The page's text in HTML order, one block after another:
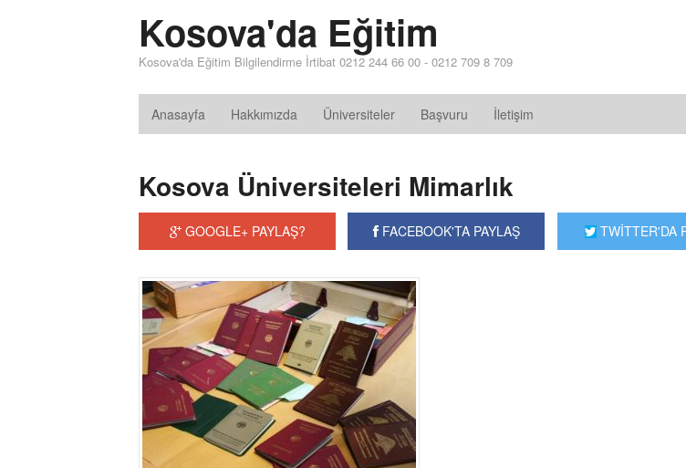
Kosova'da Eğitim
Kosova'da Eğitim Bilgilendirme İrtibat 0212 244 66 00 - 0212 709 8 709
Anasayfa Hakkımızda Üniversiteler Başvuru İletişim
Kosova Üniversiteleri Mimarlık
GOOGLE+ PAYLAŞ? FACEBOOK'TA PAYLAŞ TWİTTER'DA